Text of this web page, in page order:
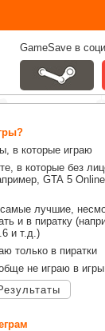
GameSave в
в которые играю
в которые без
GTA 5
лучшие,
и в пиратку
и т.д.)
только в пиратки
не играю в игры